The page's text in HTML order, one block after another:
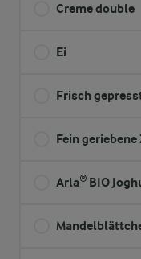
Creme double
Ei
Frisch
Fein
Arla® BIO